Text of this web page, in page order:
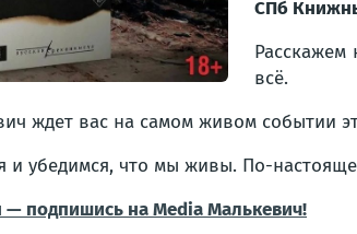
СПб
всё.
ждет вас на самом живом событии
и убедимся, что мы живы. По-
— подпишись на Media Малькевич!